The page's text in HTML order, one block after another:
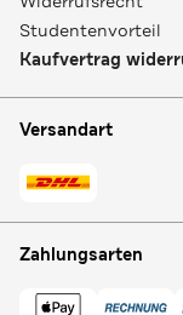
Studentenvorteil
Kaufvertrag
Versandart
Zahlungsarten